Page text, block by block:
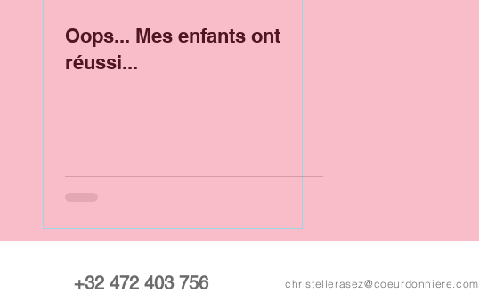
Oops... Mes enfants ont
réussi...
+32 472 403 756 christellerasez@coeurdonniere.com